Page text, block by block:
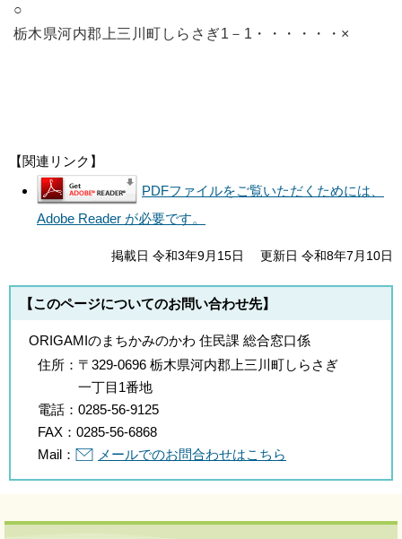
○
栃木県河内郡上三川町しらさぎ1－1・・・・・・×
【関連リンク】
PDFファイルをご覧いただくためには、
Adobe Reader が必要です。
掲載日 令和3年9月15日 更新日 令和8年7月10日
【このページについてのお問い合わせ先】
ORIGAMIのまちかみのかわ 住民課 総合窓口係
住所： 〒329-0696 栃木県河内郡上三川町しらさぎ
一丁目1番地
電話： 0285-56-9125
FAX： 0285-56-6868
Mail：
メールでのお問合わせはこちら